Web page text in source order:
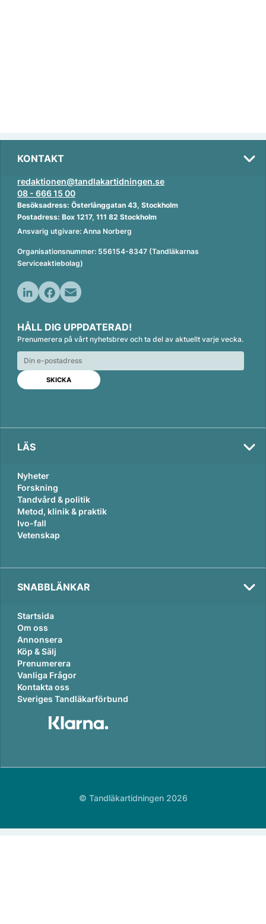
KONTAKT
redaktionen@tandlakartidningen.se
08 - 666 15 00
Besöksadress: Österlånggatan 43, Stockholm
Postadress: Box 1217, 111 82 Stockholm
Ansvarig utgivare: Anna Norberg
Organisationsnummer: 556154-8347 (Tandläkarnas
Serviceaktiebolag)
n
k
e
d
n
c
e
b
o
o
k
a
i
l
HÅLL DIG UPPDATERAD!
Prenumerera på vårt nyhetsbrev och ta del av aktuellt varje vecka.
LÄS
Nyheter
Forskning
Tandvård & politik
Metod, klinik & praktik
Ivo-fall
Vetenskap
SNABBLÄNKAR
Startsida
Om oss
Annonsera
Köp & Sälj
Prenumerera
Vanliga Frågor
Kontakta oss
Sveriges Tandläkarförbund
© Tandläkartidningen 2026